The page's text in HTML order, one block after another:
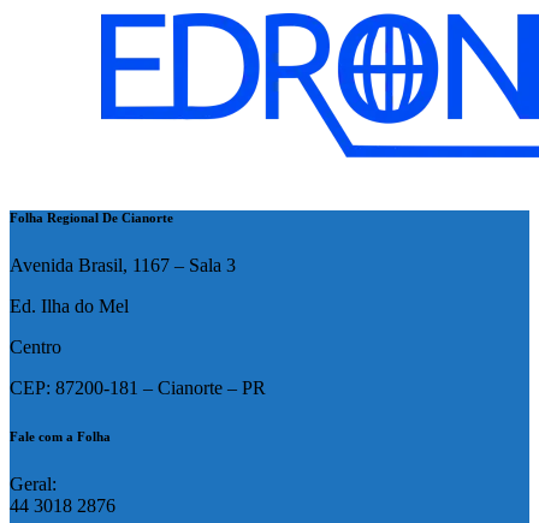
Folha Regional De Cianorte
Avenida Brasil, 1167 – Sala 3
Ed. Ilha do Mel
Centro
CEP: 87200-181 – Cianorte – PR
Fale com a Folha
Geral:
44 3018 2876